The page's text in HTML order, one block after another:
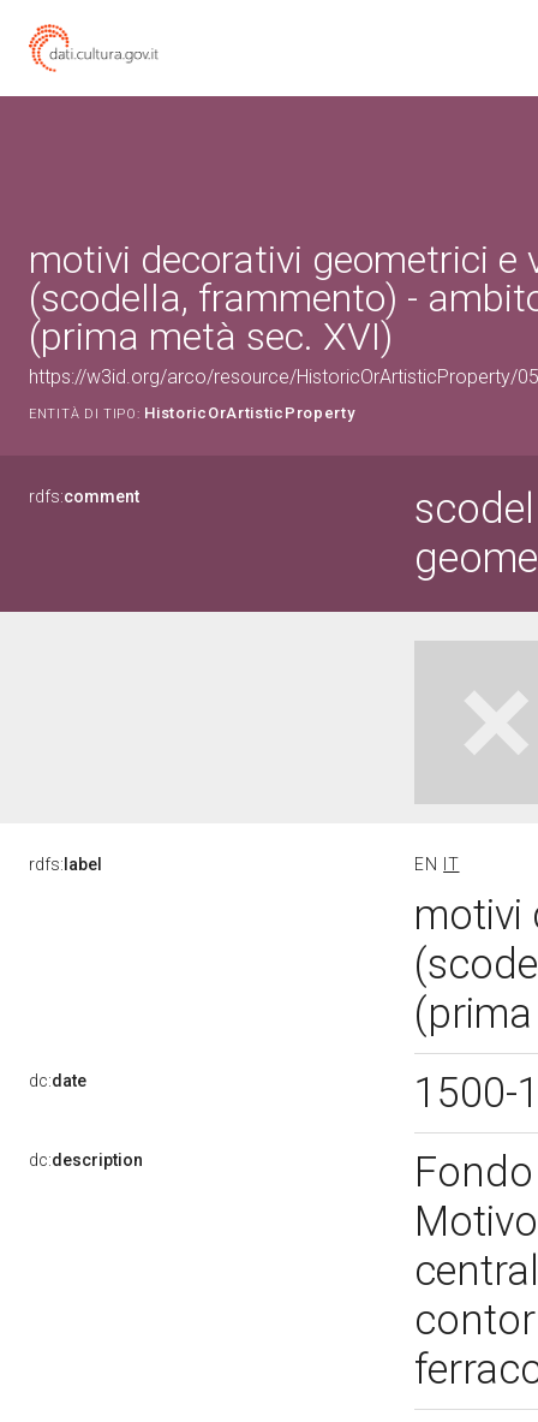
motivi decorativi geometrici e
(scodella, frammento) -
(prima metà sec. XVI)
https://w3id.org/arco/resource/HistoricOrArtisticProperty/
ENTITÀ DI TIPO: HistoricOrArtisticProperty
rdfs:comment
rdfs: label EN IT
motivi
dc:date 1500-
dc:description